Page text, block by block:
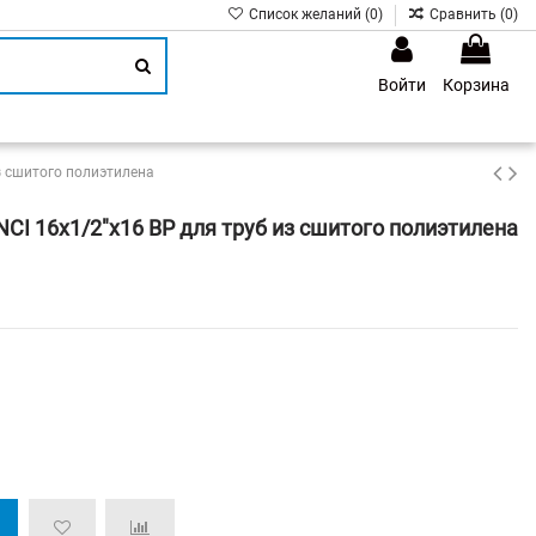
Список желаний (0) Сравнить (0)
Войти
Корзина
полиэтилена
16x1/2"х16 ВР для труб из сшитого полиэтилена